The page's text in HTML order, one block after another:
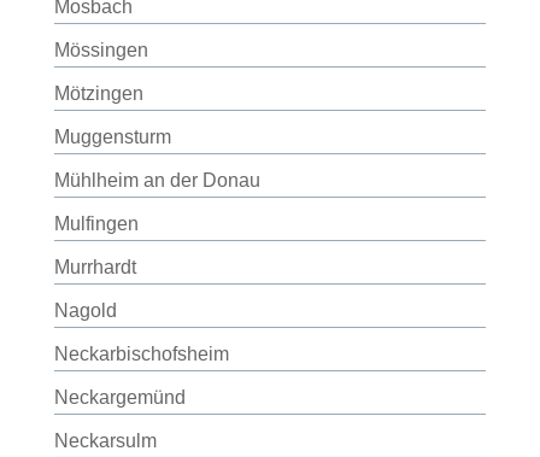
Mosbach
Mössingen
Mötzingen
Muggensturm
Mühlheim an der Donau
Mulfingen
Murrhardt
Nagold
Neckarbischofsheim
Neckargemünd
Neckarsulm